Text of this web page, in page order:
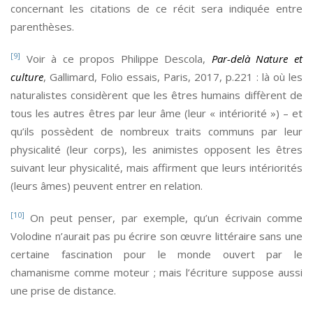
concernant les citations de ce récit sera indiquée entre
parenthèses.
[9] Voir à ce propos Philippe Descola, Par-delà Nature et
culture, Gallimard, Folio essais, Paris, 2017, p.221 : là où les
naturalistes considèrent que les êtres humains diffèrent de
tous les autres êtres par leur âme (leur « intériorité ») – et
qu’ils possèdent de nombreux traits communs par leur
physicalité (leur corps), les animistes opposent les êtres
suivant leur physicalité, mais affirment que leurs intériorités
(leurs âmes) peuvent entrer en relation.
[10] On peut penser, par exemple, qu’un écrivain comme
Volodine n’aurait pas pu écrire son œuvre littéraire sans une
certaine fascination pour le monde ouvert par le
chamanisme comme moteur ; mais l’écriture suppose aussi
une prise de distance.